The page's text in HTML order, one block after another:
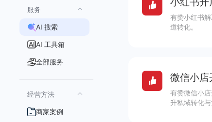
服务
AI 搜索
AI 工具箱
全部服务
经营方法
商家案例
有赞小红书
道转化。
微信小店
有赞微信小
升私域转化与